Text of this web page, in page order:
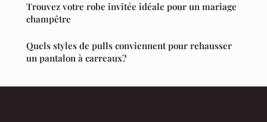
Trouvez votre robe invitée idéale pour un mariage
champêtre
Quels styles de pulls conviennent pour rehausser
un pantalon à carreaux?